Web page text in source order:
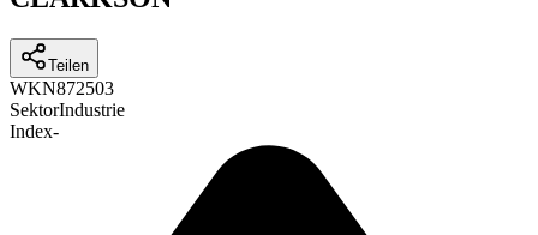
Teilen
WKN872503
SektorIndustrie
Index-